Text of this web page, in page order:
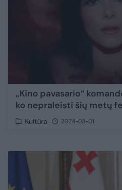
„Kino pavasario“
ko nepraleisti šių metų
Kultūra 2024-03-01